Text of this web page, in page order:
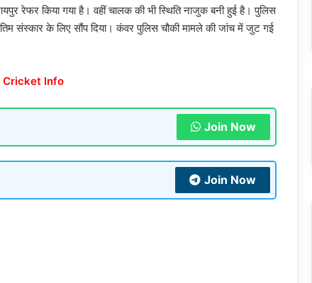
रेफर किया गया है। वहीं चालक की भी स्थिति नाजुक बनी हुई है। पुलिस
संस्कार के लिए सौंप दिया। कंवर पुलिस चौकी मामले की जांच में जुट गई
Cricket Info
Join Now
Join Now